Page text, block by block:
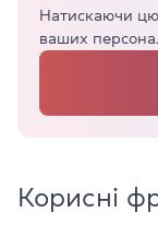
Натискаючи
ваших
Корисні